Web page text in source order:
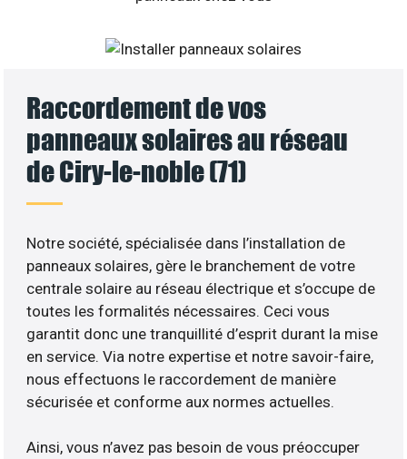
Raccordement de vos
panneaux solaires au réseau
de Ciry-le-noble (71)
Notre société, spécialisée dans l’installation de
panneaux solaires, gère le branchement de votre
centrale solaire au réseau électrique et s’occupe de
toutes les formalités nécessaires. Ceci vous
garantit donc une tranquillité d’esprit durant la mise
en service. Via notre expertise et notre savoir-faire,
nous effectuons le raccordement de manière
sécurisée et conforme aux normes actuelles.
Ainsi, vous n’avez pas besoin de vous préoccuper